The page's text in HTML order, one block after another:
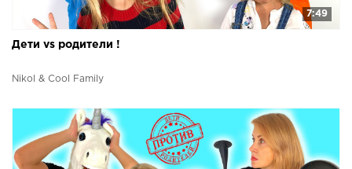
7:49
Дети vs родители !
Nikol & Cool Family